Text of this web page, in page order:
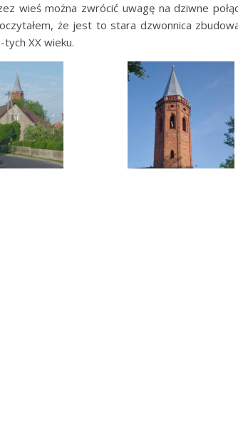
wieś można zwrócić uwagę na dziwne
że jest to stara dzwonnica
tych XX wieku.